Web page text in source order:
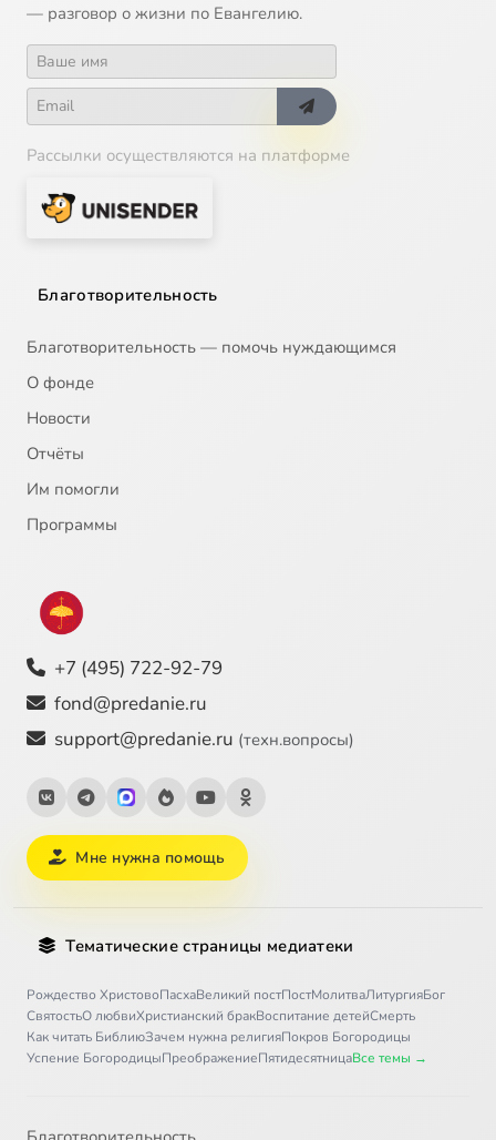
— разговор о жизни по Евангелию.
Рассылки осуществляются на платформе
Благотворительность
Благотворительность — помочь нуждающимся
О фонде
Новости
Отчёты
Им помогли
Программы
+7 (495) 722-92-79
fond@predanie.ru
support@predanie.ru (техн.вопросы)
Мне нужна помощь
Тематические страницы медиатеки
Рождество ХристовоПасхаВеликий постПостМолитваЛитургияБог
СвятостьО любвиХристианский бракВоспитание детейСмерть
Как читать БиблиюЗачем нужна религияПокров Богородицы
Успение БогородицыПреображениеПятидесятницаВсе темы →